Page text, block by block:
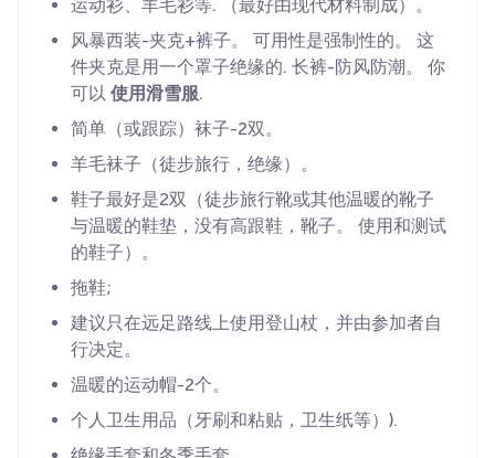
运动衫、羊毛衫等. （最好由现代材料制成）。
风暴西装-夹克+裤子。 可用性是强制性的。 这
件夹克是用一个罩子绝缘的. 长裤-防风防潮。 你
可以 使用滑雪服.
简单（或跟踪）袜子-2双。
羊毛袜子（徒步旅行，绝缘）。
鞋子最好是2双（徒步旅行靴或其他温暖的靴子
与温暖的鞋垫，没有高跟鞋，靴子。 使用和测试
的鞋子）。
拖鞋;
建议只在远足路线上使用登山杖，并由参加者自
行决定。
温暖的运动帽-2个。
个人卫生用品（牙刷和粘贴，卫生纸等）).